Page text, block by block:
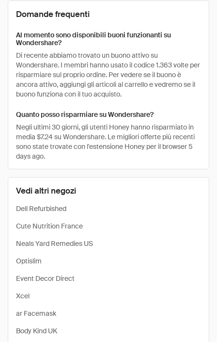
Vedi altri negozi
Dell Refurbished
Cute Nutrition France
Neals Yard Remedies US
Optislim
Event Decor Direct
Xcel
ar Facemask
Body Kind UK
Domande frequenti
Al momento sono disponibili buoni funzionanti su
Wondershare?
Di recente abbiamo trovato un buono attivo su
Wondershare. I membri hanno usato il codice 1.363 volte per
risparmiare sul proprio ordine. Per vedere se il buono è
ancora attivo, aggiungi gli articoli al carrello e vedremo se il
buono funziona con il tuo acquisto.
Quanto posso risparmiare su Wondershare?
Negli ultimi 30 giorni, gli utenti Honey hanno risparmiato in
media $7.24 su Wondershare. Le migliori offerte più recenti
sono state trovate con l'estensione Honey per il browser 5
days ago.